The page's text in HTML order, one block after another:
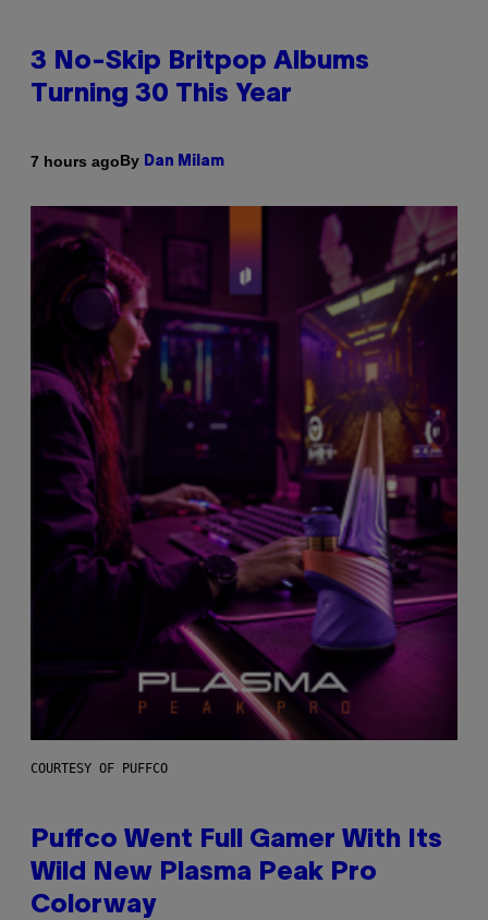
3 No-Skip Britpop Albums
Turning 30 This Year
7 hours agoBy Dan Milam
COURTESY OF PUFFCO
Puffco Went Full Gamer With Its
Wild New Plasma Peak Pro
Colorway